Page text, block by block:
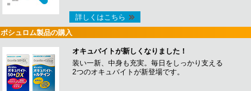
詳しくはこちら
ボシュロム製品の購入
オキュバイトが新しくなりました！
装い一新、中身も充実。毎日をしっかり支える
2つのオキュバイトが新登場です。